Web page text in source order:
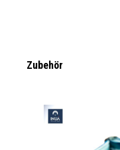
Produktgalerie
Zubehör